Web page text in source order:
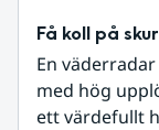
Få koll på
En
med hög
ett värdefullt